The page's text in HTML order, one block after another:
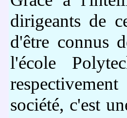
dirigeants de
d'être connus
l'école
société, c'est